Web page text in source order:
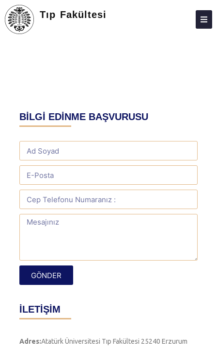
Tıp Fakültesi
ÖĞRENCILER
MEZUN
E-BAĞLANTILAR
MEVZUAT
AKREDITASYON
KALITE
BİLGİ EDİNME BAŞVURUSU
GÖNDER
İLETİŞİM
Adres:Atatürk Üniversitesi Tıp Fakültesi 25240 Erzurum